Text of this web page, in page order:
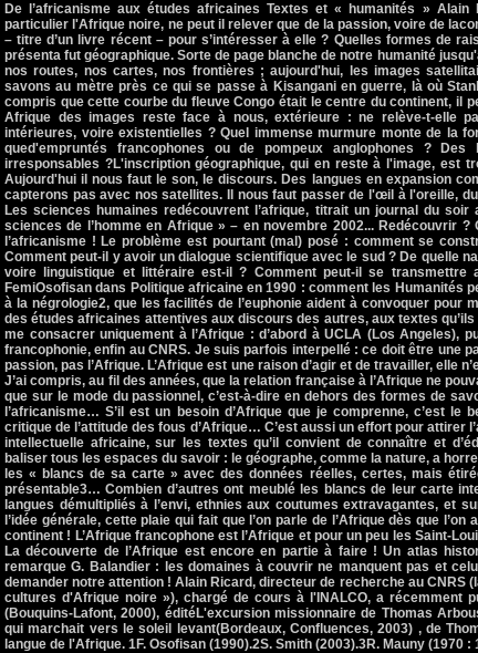
De l’africanisme aux études africaines Textes et « humanités »
particulier l'Afrique noire, ne peut il relever que de la passion, voire de
– titre d’un livre récent – pour s’intéresser à elle ? Quelles formes de
présenta fut géographique. Sorte de page blanche de notre humanité
nos routes, nos cartes, nos frontières ; aujourd'hui, les images
savons au mètre près ce qui se passe à Kisangani en guerre, là où
compris que cette courbe du fleuve Congo était le centre du continent, il
Afrique des images reste face à nous, extérieure : ne relève-t-elle
intérieures, voire existentielles ? Quel immense murmure monte de la
qued'empruntés francophones ou de pompeux anglophones ?
irresponsables ?L'inscription géographique, qui en reste à l'image, est
Aujourd'hui il nous faut le son, le discours. Des langues en expansion
capterons pas avec nos satellites. Il nous faut passer de l'œil à l'oreille,
Les sciences humaines redécouvrent l’afrique, titrait un journal du
sciences de l’homme en Afrique » – en novembre 2002... Redécouvrir
l’africanisme ! Le problème est pourtant (mal) posé : comment se
Comment peut-il y avoir un dialogue scientifique avec le sud ? De quelle
voire linguistique et littéraire est-il ? Comment peut-il se transmettre
FemiOsofisan dans Politique africaine en 1990 : comment les Humanités
à la négrologie2, que les facilités de l’euphonie aident à convoquer pour
des études africaines attentives aux discours des autres, aux textes
me consacrer uniquement à l’Afrique : d’abord à UCLA (Los Angeles),
francophonie, enfin au CNRS. Je suis parfois interpellé : ce doit être une
passion, pas l’Afrique. L’Afrique est une raison d’agir et de travailler, elle
J’ai compris, au fil des années, que la relation française à l’Afrique ne
que sur le mode du passionnel, c’est-à-dire en dehors des formes de
l’africanisme… S’il est un besoin d’Afrique que je comprenne, c’est le
critique de l’attitude des fous d’Afrique… C’est aussi un effort pour attirer
intellectuelle africaine, sur les textes qu’il convient de connaître et
baliser tous les espaces du savoir : le géographe, comme la nature, a
les « blancs de sa carte » avec des données réelles, certes, mais
présentable3… Combien d’autres ont meublé les blancs de leur carte
langues démultipliés à l’envi, ethnies aux coutumes extravagantes, et
l’idée générale, cette plaie qui fait que l’on parle de l’Afrique dès que
continent ! L’Afrique francophone est l’Afrique et pour un peu les Saint-
La découverte de l’Afrique est encore en partie à faire ! Un atlas
remarque G. Balandier : les domaines à couvrir ne manquent pas et
demander notre attention ! Alain Ricard, directeur de recherche au CNRS
cultures d'Afrique noire »), chargé de cours à l'INALCO, a récemment
(Bouquins-Lafont, 2000), éditéL'excursion missionnaire de Thomas
qui marchait vers le soleil levant(Bordeaux, Confluences, 2003) , de
langue de l'Afrique. 1F. Osofisan (1990).2S. Smith (2003).3R. Mauny (1970 :